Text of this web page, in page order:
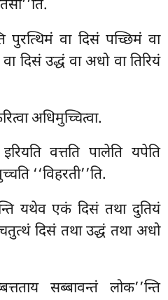
पुरत्थिमं वा दिसं पच्छिमं वा
दिसं उद्धं वा अधो वा तिरियं
अधिमुच्चित्वा.
इरियति वत्तति पालेति यपेति
‘‘विहरती’’ति.
यथेव एकं दिसं तथा दुतियं
दिसं तथा उद्धं तथा अधो
सब्बावन्तं लोक’’न्ति